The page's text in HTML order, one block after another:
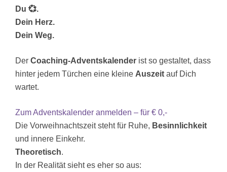
Du 💞.
Dein Herz.
Dein Weg.
Der Coaching-Adventskalender ist so gestaltet, dass
hinter jedem Türchen eine kleine Auszeit auf Dich
wartet.
Zum Adventskalender anmelden – für € 0,-
Die Vorweihnachtszeit steht für Ruhe, Besinnlichkeit
und innere Einkehr.
Theoretisch.
In der Realität sieht es eher so aus: